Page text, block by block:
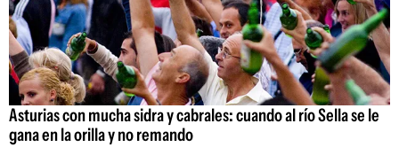
Asturias con mucha sidra y cabrales: cuando al río Sella se le
gana en la orilla y no remando